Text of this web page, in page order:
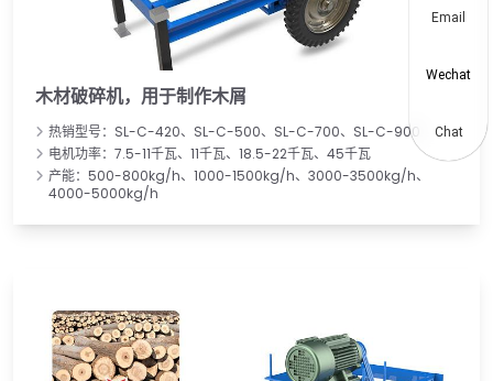
木材破碎机，用于制作木屑
热销型号：SL-C-420、SL-C-500、SL-C-700、SL-C-900
电机功率：7.5-11千瓦、11千瓦、18.5-22千瓦、45千瓦
产能：500-800kg/h、1000-1500kg/h、3000-3500kg/h、
4000-5000kg/h
Email
Wechat
Chat